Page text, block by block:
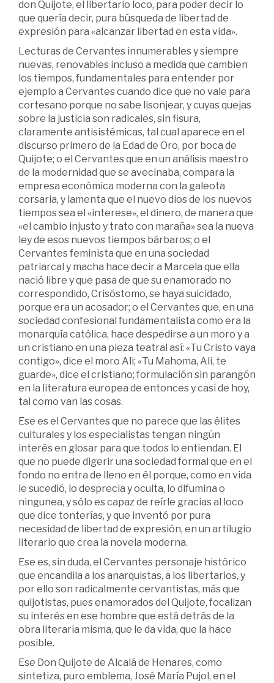
don Quijote, el libertario loco, para poder decir lo
que quería decir, pura búsqueda de libertad de
expresión para «alcanzar libertad en esta vida».
Lecturas de Cervantes innumerables y siempre
nuevas, renovables incluso a medida que cambien
los tiempos, fundamentales para entender por
ejemplo a Cervantes cuando dice que no vale para
cortesano porque no sabe lisonjear, y cuyas quejas
sobre la justicia son radicales, sin fisura,
claramente antisistémicas, tal cual aparece en el
discurso primero de la Edad de Oro, por boca de
Quijote; o el Cervantes que en un análisis maestro
de la modernidad que se avecinaba, compara la
empresa económica moderna con la galeota
corsaria, y lamenta que el nuevo dios de los nuevos
tiempos sea el «interese», el dinero, de manera que
«el cambio injusto y trato con maraña» sea la nueva
ley de esos nuevos tiempos bárbaros; o el
Cervantes feminista que en una sociedad
patriarcal y macha hace decir a Marcela que ella
nació libre y que pasa de que su enamorado no
correspondido, Crisóstomo, se haya suicidado,
porque era un acosador; o el Cervantes que, en una
sociedad confesional fundamentalista como era la
monarquía católica, hace despedirse a un moro y a
un cristiano en una pieza teatral así: «Tu Cristo vaya
contigo», dice el moro Ali; «Tu Mahoma, Ali, te
guarde», dice el cristiano; formulación sin parangón
en la literatura europea de entonces y casi de hoy,
tal como van las cosas.
Ese es el Cervantes que no parece que las élites
culturales y los especialistas tengan ningún
interés en glosar para que todos lo entiendan. El
que no puede digerir una sociedad formal que en el
fondo no entra de lleno en él porque, como en vida
le sucedió, lo desprecia y oculta, lo difumina o
ningunea, y sólo es capaz de reírle gracias al loco
que dice tonterías, y que inventó por pura
necesidad de libertad de expresión, en un artilugio
literario que crea la novela moderna.
Ese es, sin duda, el Cervantes personaje histórico
que encandila a los anarquistas, a los libertarios, y
por ello son radicalmente cervantistas, más que
quijotistas, pues enamorados del Quijote, focalizan
su interés en ese hombre que está detrás de la
obra literaria misma, que le da vida, que la hace
posible.
Ese Don Quijote de Alcalá de Henares, como
sintetiza, puro emblema, José María Pujol, en el